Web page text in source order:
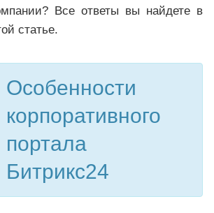
Все ответы вы найдете в
статье.
Особенности
корпоративного
портала
Битрикс24